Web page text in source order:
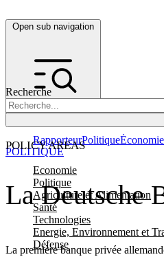
Open sub navigation
Recherche
POLICY AREAS
Economie
Politique
Agriculture et Alimentation
Santé
Technologies
Energie, Environnement et
Défense
RapporteurPolitiqueÉconomie
La Deutsche
La première banque privée
POLITIQUE